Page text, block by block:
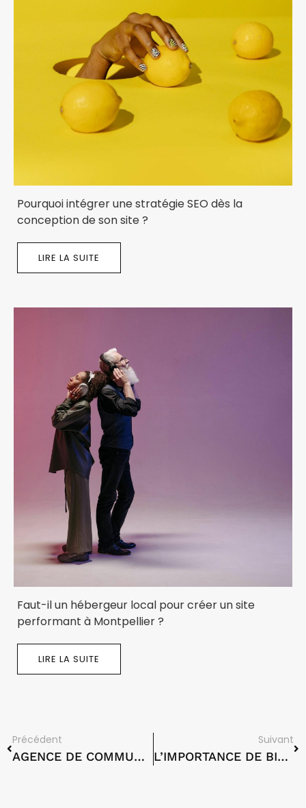
Pourquoi intégrer une stratégie SEO dès la
conception de son site ?
LIRE LA SUITE
Faut-il un hébergeur local pour créer un site
performant à Montpellier ?
LIRE LA SUITE
Précédent
AGENCE DE COMMUNICATION DIGITALE MONTPELLIER
Suivant
L’IMPORTANCE DE BIEN CHOISIR SON NOM DE DOMAINE